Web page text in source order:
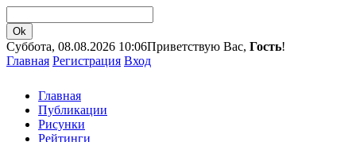
Суббота, 08.08.2026 10:06Приветствую Вас, Гость!
Главная Регистрация Вход
Главная
Публикации
Рисунки
Рейтинги